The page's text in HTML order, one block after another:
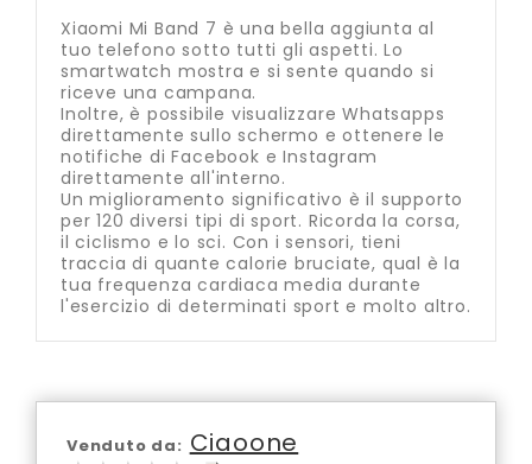
Xiaomi Mi Band 7 è una bella aggiunta al
tuo telefono sotto tutti gli aspetti. Lo
smartwatch mostra e si sente quando si
riceve una campana.
Inoltre, è possibile visualizzare Whatsapps
direttamente sullo schermo e ottenere le
notifiche di Facebook e Instagram
direttamente all'interno.
Un miglioramento significativo è il supporto
per 120 diversi tipi di sport. Ricorda la corsa,
il ciclismo e lo sci. Con i sensori, tieni
traccia di quante calorie bruciate, qual è la
tua frequenza cardiaca media durante
l'esercizio di determinati sport e molto altro.
Venduto da: Ciaoone